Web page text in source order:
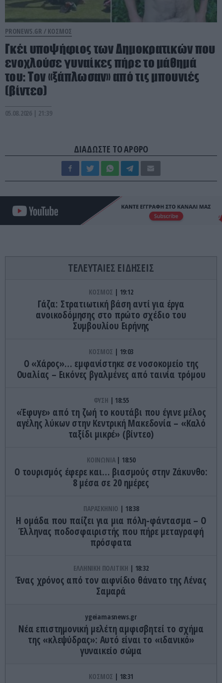
PRONEWS.GR / ΚΟΣΜΟΣ
Γκέι υποψήφιος των Δημοκρατικών που
ενοχλούσε γυναίκες πήρε το μάθημά
του: Τον «ξάπλωσαν» από τις μπουνιές
(βίντεο)
05.08.2026 | 21:39
ΔΙΑΔΩΣΤΕ ΤΟ ΑΡΘΡΟ
ΤΕΛΕΥΤΑΙΕΣ ΕΙΔΗΣΕΙΣ
ΚΟΣΜΟΣ 19:12
Γάζα: Στρατιωτική βάση αντί για έργα
ανοικοδόμησης στο πρώτο σχέδιο του
Συμβουλίου Ειρήνης
ΚΟΣΜΟΣ 19:03
Ο «Χάρος»… εμφανίστηκε σε νοσοκομείο της
Ουαλίας – Εικόνες βγαλμένες από ταινία τρόμου
ΦΥΣΗ 18:55
«Έφυγε» από τη ζωή το κουτάβι που έγινε μέλος
αγέλης λύκων στην Κεντρική Μακεδονία – «Καλό
ταξίδι μικρέ» (βίντεο)
ΚΟΙΝΩΝΙΑ 18:50
Ο τουρισμός έφερε και… βιασμούς στην Ζάκυνθο:
8 μέσα σε 20 ημέρες
ΠΑΡΑΣΚΗΝΙΟ 18:38
Η ομάδα που παίζει για μια πόλη-φάντασμα – Ο
Έλληνας ποδοσφαιριστής που πήρε μεταγραφή
πρόσφατα
ΕΛΛΗΝΙΚΗ ΠΟΛΙΤΙΚΗ 18:32
Ένας χρόνος από τον αιφνίδιο θάνατο της Λένας
Σαμαρά
ygeiamasnews.gr
Νέα επιστημονική μελέτη αμφισβητεί το σχήμα
της «κλεψύδρας»: Αυτό είναι το «ιδανικό»
γυναικείο σώμα
ΚΟΣΜΟΣ 18:31